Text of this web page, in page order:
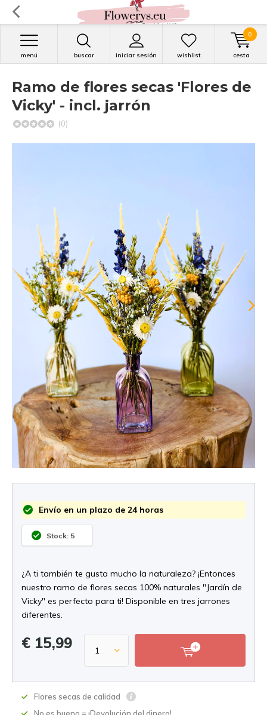
buscar iniciar sesión
menú wishlist cesta
0
Ramo de flores secas 'Flores de
Vicky' - incl. jarrón
(0)
Envío en un plazo de 24 horas
Stock: 5
¿A ti también te gusta mucho la naturaleza? ¡Entonces
nuestro ramo de flores secas 100% naturales "Jardín de
Vicky" es perfecto para ti! Disponible en tres jarrones
diferentes.
€ 15,99
Flores secas de calidad